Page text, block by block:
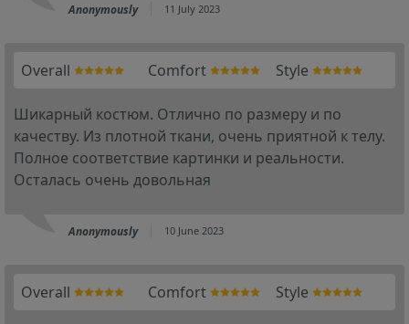
Anonymously 11 July 2023
Overall Comfort Style
Шикарный костюм. Отлично по размеру и по
качеству. Из плотной ткани, очень приятной к телу.
Полное соответствие картинки и реальности.
Осталась очень довольная
Anonymously 10 June 2023
Overall Comfort Style